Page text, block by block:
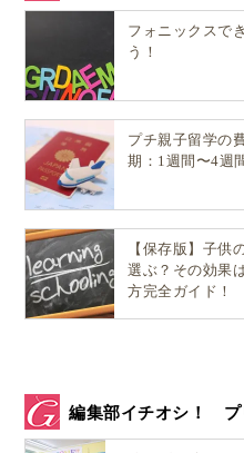
フォニックスで
う！
プチ親子留学の
期：1週間〜4週
【保存版】子供
選ぶ？その効果
方完全ガイド！
編集部イチオシ！ プ